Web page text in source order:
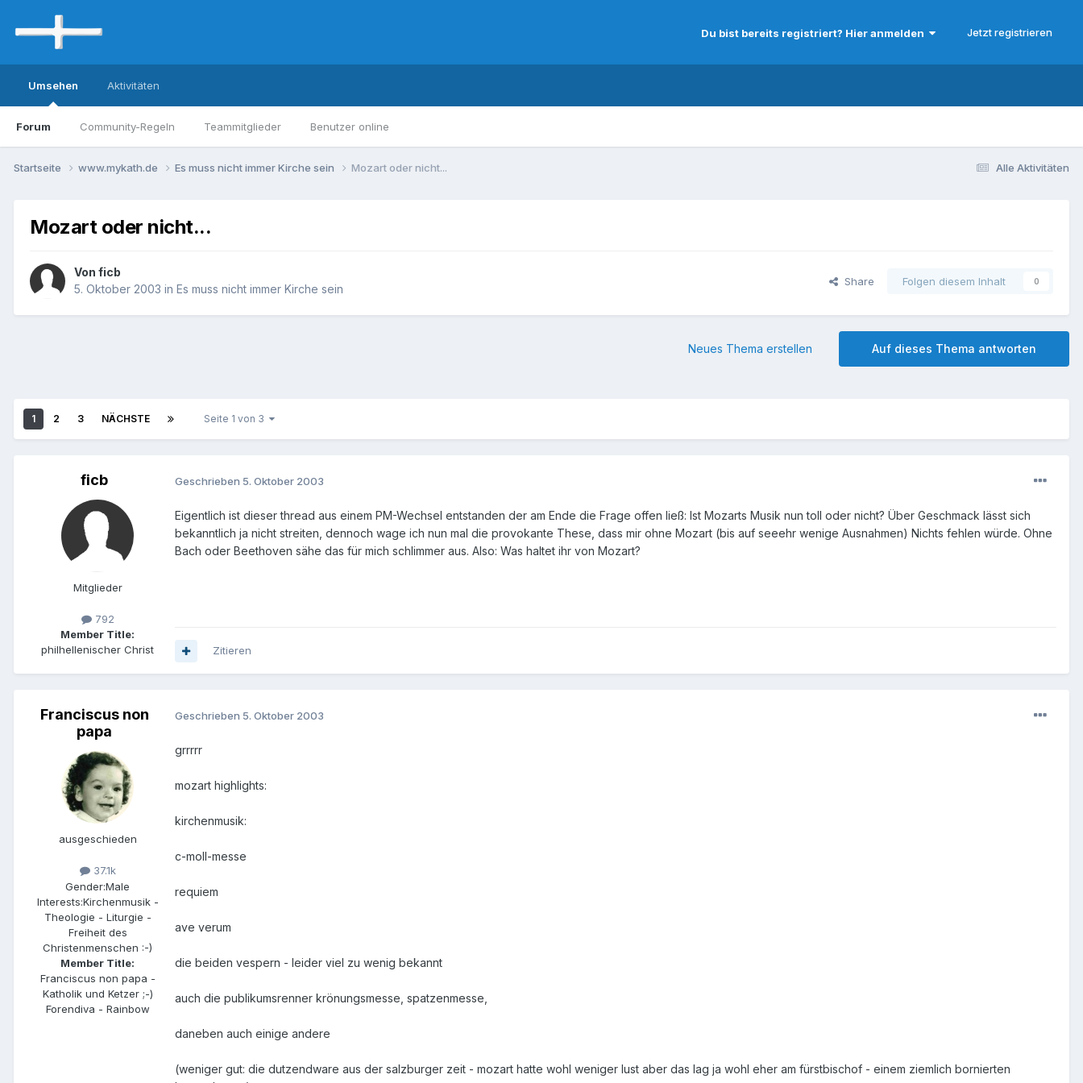
Du bist bereits registriert? Hier anmelden Jetzt registrieren
Umsehen
Forum Community-Regeln Teammitglieder Benutzer online
Aktivitäten
Alle Aktivitäten
Startseite www.mykath.de Es muss nicht immer Kirche sein Mozart oder nicht...
Mozart oder nicht...
Von ficb
5. Oktober 2003 in Es muss nicht immer Kirche sein
Share Folgen diesem Inhalt 0
Auf dieses Thema antworten
Neues Thema erstellen
1 2 3 NÄCHSTE Seite 1 von 3
ficb
Mitglieder
792
Member Title:
philhellenischer Christ
Geschrieben 5. Oktober 2003
Eigentlich ist dieser thread aus einem PM-Wechsel entstanden der am Ende die Frage offen ließ: Ist Mozarts Musik nun toll oder nicht? Über Geschmack lässt sich
bekanntlich ja nicht streiten, dennoch wage ich nun mal die provokante These, dass mir ohne Mozart (bis auf seeehr wenige Ausnahmen) Nichts fehlen würde. Ohne
Bach oder Beethoven sähe das für mich schlimmer aus. Also: Was haltet ihr von Mozart?
Zitieren
Franciscus non
papa
ausgeschieden
37.1k
Gender:Male
Interests:Kirchenmusik -
Theologie - Liturgie -
Freiheit des
Christenmenschen :-)
Member Title:
Franciscus non papa -
Katholik und Ketzer ;-)
Forendiva - Rainbow
Geschrieben 5. Oktober 2003
grrrrr
mozart highlights:
kirchenmusik:
c-moll-messe
requiem
ave verum
die beiden vespern - leider viel zu wenig bekannt
auch die publikumsrenner krönungsmesse, spatzenmesse,
daneben auch einige andere
(weniger gut: die dutzendware aus der salzburger zeit - mozart hatte wohl weniger lust aber das lag ja wohl eher am fürstbischof - einem ziemlich bornierten